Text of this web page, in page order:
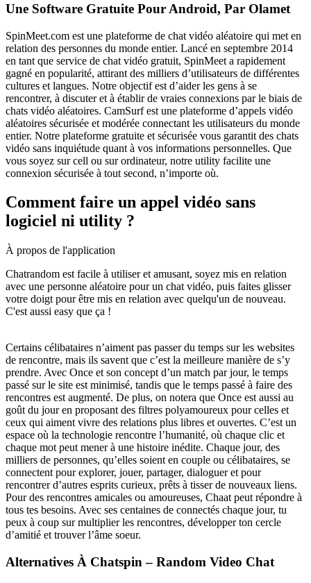
Une Software Gratuite Pour Android, Par Olamet
SpinMeet.com est une plateforme de chat vidéo aléatoire qui met en
relation des personnes du monde entier. Lancé en septembre 2014
en tant que service de chat vidéo gratuit, SpinMeet a rapidement
gagné en popularité, attirant des milliers d’utilisateurs de différentes
cultures et langues. Notre objectif est d’aider les gens à se
rencontrer, à discuter et à établir de vraies connexions par le biais de
chats vidéo aléatoires. CamSurf est une plateforme d’appels vidéo
aléatoires sécurisée et modérée connectant les utilisateurs du monde
entier. Notre plateforme gratuite et sécurisée vous garantit des chats
vidéo sans inquiétude quant à vos informations personnelles. Que
vous soyez sur cell ou sur ordinateur, notre utility facilite une
connexion sécurisée à tout second, n’importe où.
Comment faire un appel vidéo sans
logiciel ni utility ?
À propos de l'application
Chatrandom est facile à utiliser et amusant, soyez mis en relation
avec une personne aléatoire pour un chat vidéo, puis faites glisser
votre doigt pour être mis en relation avec quelqu'un de nouveau.
C'est aussi easy que ça !
Certains célibataires n’aiment pas passer du temps sur les websites
de rencontre, mais ils savent que c’est la meilleure manière de s’y
prendre. Avec Once et son concept d’un match par jour, le temps
passé sur le site est minimisé, tandis que le temps passé à faire des
rencontres est augmenté. De plus, on notera que Once est aussi au
goût du jour en proposant des filtres polyamoureux pour celles et
ceux qui aiment vivre des relations plus libres et ouvertes. C’est un
espace où la technologie rencontre l’humanité, où chaque clic et
chaque mot peut mener à une histoire inédite. Chaque jour, des
milliers de personnes, qu’elles soient en couple ou célibataires, se
connectent pour explorer, jouer, partager, dialoguer et pour
rencontrer d’autres esprits curieux, prêts à tisser de nouveaux liens.
Pour des rencontres amicales ou amoureuses, Chaat peut répondre à
tous tes besoins. Avec ses centaines de connectés chaque jour, tu
peux à coup sur multiplier les rencontres, développer ton cercle
d’amitié et trouver l’âme soeur.
Alternatives À Chatspin – Random Video Chat